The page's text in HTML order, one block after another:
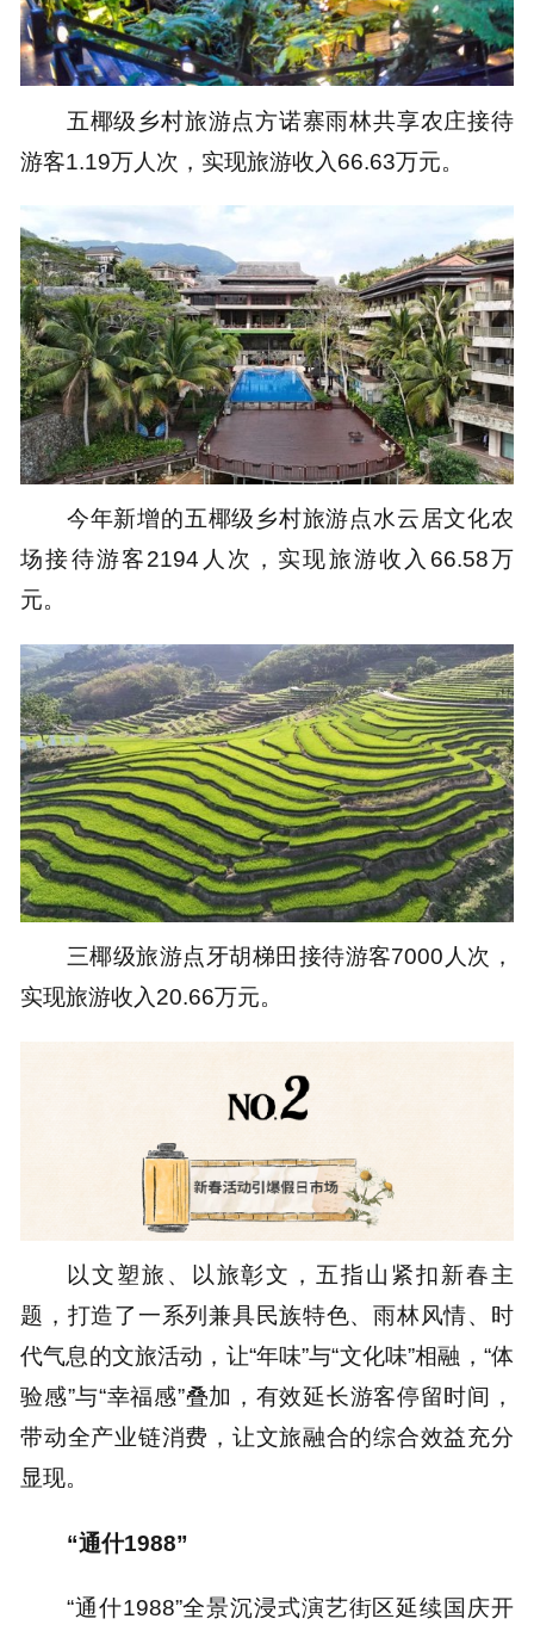
五椰级乡村旅游点方诺寨雨林共享农庄接待
游客1.19万人次，实现旅游收入66.63万元。
今年新增的五椰级乡村旅游点水云居文化农
场接待游客2194人次，实现旅游收入66.58万
元。
三椰级旅游点牙胡梯田接待游客7000人次，
实现旅游收入20.66万元。
以文塑旅、以旅彰文，五指山紧扣新春主
题，打造了一系列兼具民族特色、雨林风情、时
代气息的文旅活动，让“年味”与“文化味”相融，“体
验感”与“幸福感”叠加，有效延长游客停留时间，
带动全产业链消费，让文旅融合的综合效益充分
显现。
“通什1988”
“通什1988”全景沉浸式演艺街区延续国庆开